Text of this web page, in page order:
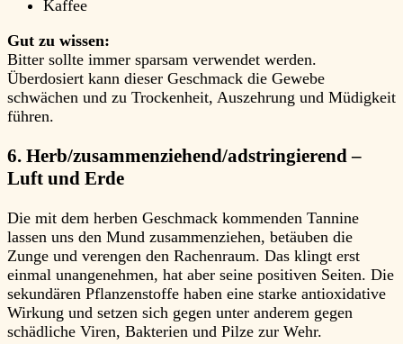
Kaffee
Gut zu wissen:
Bitter sollte immer sparsam verwendet werden.
Überdosiert kann dieser Geschmack die Gewebe
schwächen und zu Trockenheit, Auszehrung und Müdigkeit
führen.
6. Herb/zusammenziehend/adstringierend –
Luft und Erde
Die mit dem herben Geschmack kommenden Tannine
lassen uns den Mund zusammenziehen, betäuben die
Zunge und verengen den Rachenraum. Das klingt erst
einmal unangenehmen, hat aber seine positiven Seiten. Die
sekundären Pflanzenstoffe haben eine starke antioxidative
Wirkung und setzen sich gegen unter anderem gegen
schädliche Viren, Bakterien und Pilze zur Wehr.